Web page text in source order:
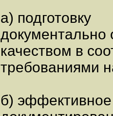
а) подготовку
качеством в
требованиями
б)